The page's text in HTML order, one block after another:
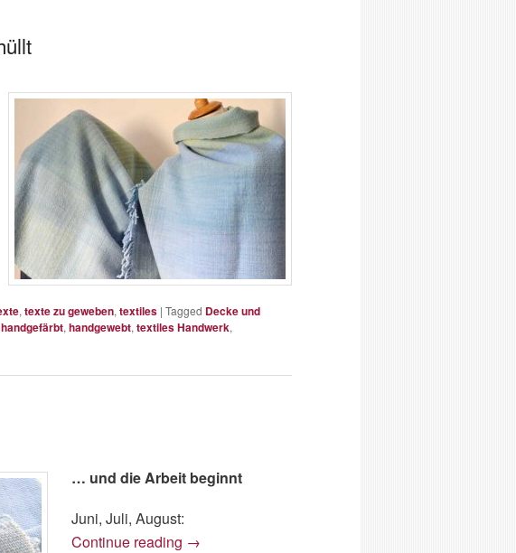
, texte zu geweben, textiles | Tagged Decke und
handgefärbt, handgewebt, textiles Handwerk,
… und die Arbeit beginnt
Juni, Juli, August:
Continue reading →